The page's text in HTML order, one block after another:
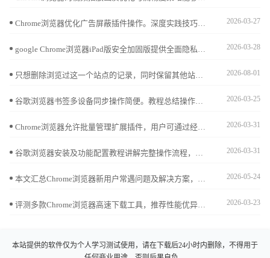
2026-03-27
2026-03-28
2026-08-01
2026-03-25
2026-03-31
2026-03-31
2026-05-24
2026-03-23
本站提供的软件仅为个人学习测试使用，请在下载后24小时内删除，不得用于